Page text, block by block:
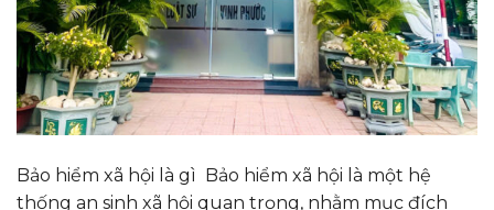
Bảo hiểm xã hội là gì Bảo hiểm xã hội là một hệ
thống an sinh xã hội quan trọng, nhằm mục đích